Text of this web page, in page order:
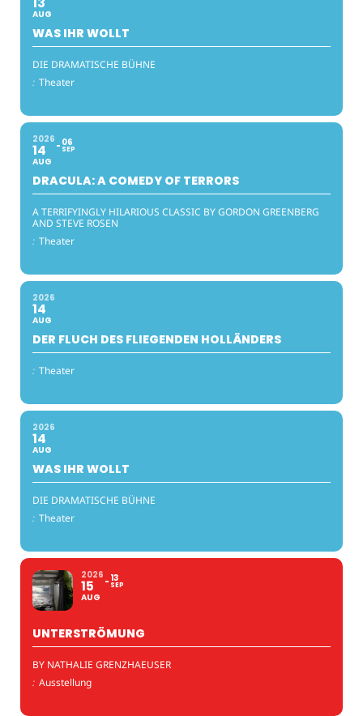
AUG
WAS IHR WOLLT
DIE DRAMATISCHE BÜHNE
: Theater
2026
14
AUG
06
SEP
DRACULA: A COMEDY OF TERRORS
A TERRIFYINGLY HILARIOUS CLASSIC BY GORDON GREENBERG
AND STEVE ROSEN
: Theater
2026
14
AUG
DER FLUCH DES FLIEGENDEN HOLLÄNDERS
: Theater
2026
14
AUG
WAS IHR WOLLT
DIE DRAMATISCHE BÜHNE
: Theater
2026
15
AUG
13
SEP
UNTERSTRÖMUNG
BY NATHALIE GRENZHAEUSER
: Ausstellung